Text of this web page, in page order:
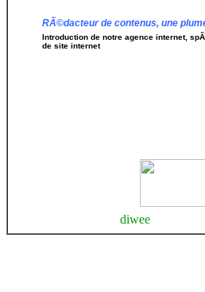
RÃ©dacteur de contenus, une
Introduction de notre agence internet,
de site internet
diwee